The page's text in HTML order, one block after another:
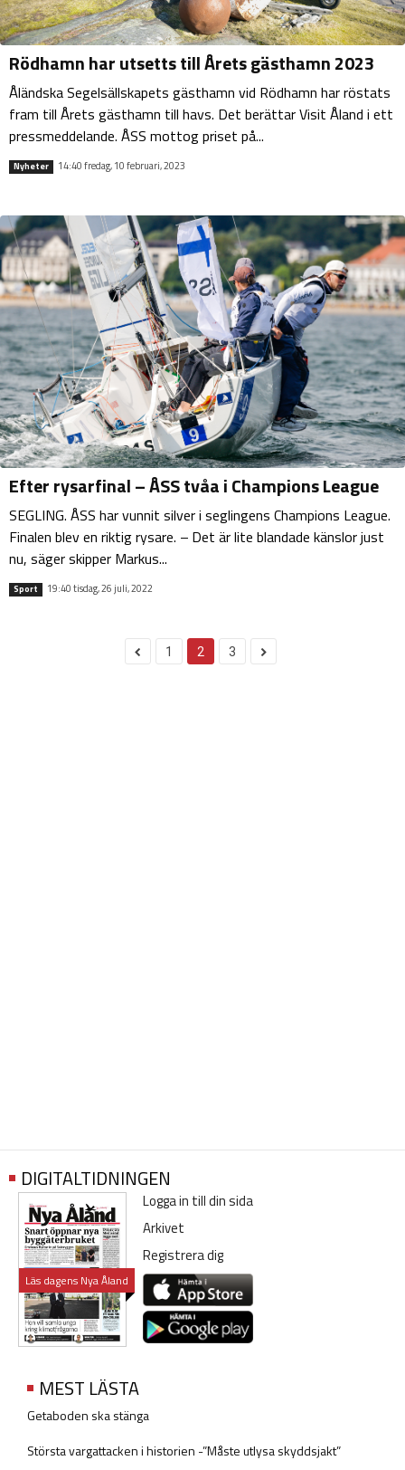
Rödhamn har utsetts till Årets gästhamn 2023
Åländska Segelsällskapets gästhamn vid Rödhamn har röstats
fram till Årets gästhamn till havs. Det berättar Visit Åland i ett
pressmeddelande. ÅSS mottog priset på...
Nyheter 14:40 fredag, 10 februari, 2023
Efter rysarfinal – ÅSS tvåa i Champions League
SEGLING. ÅSS har vunnit silver i seglingens Champions League.
Finalen blev en riktig rysare. – Det är lite blandade känslor just
nu, säger skipper Markus...
Sport 19:40 tisdag, 26 juli, 2022
1 2 3
DIGITALTIDNINGEN
Läs dagens Nya Åland
Logga in till din sida
Arkivet
Registrera dig
MEST LÄSTA
Getaboden ska stänga
Största vargattacken i historien -”Måste utlysa skyddsjakt”